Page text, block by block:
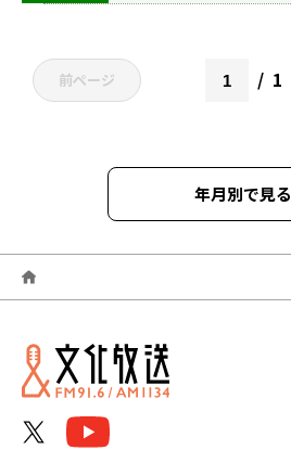
前ページ 1
年月別で見る
2024年03月
2024年02月
2024年01月